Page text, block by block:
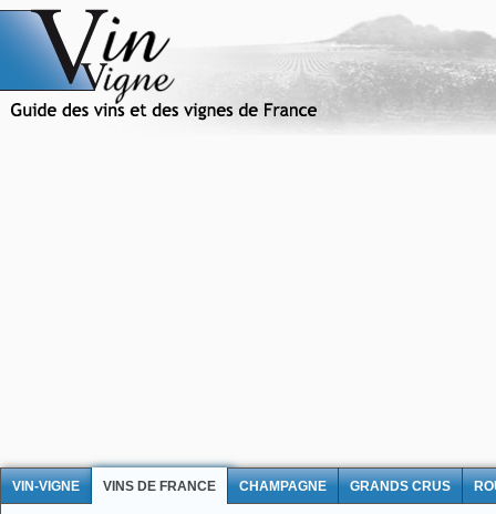
VIN-VIGNE VINS DE FRANCE CHAMPAGNE GRANDS CRUS